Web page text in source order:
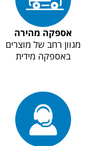
אספקה מהירה
מגוון רחב של מוצרים
באספקה מידית